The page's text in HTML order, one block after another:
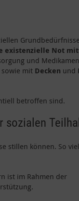
existenzielle Not
und
sowie mit Decken und
betroffen sind.
sozialen
stillen können. So
ist im Rahmen der